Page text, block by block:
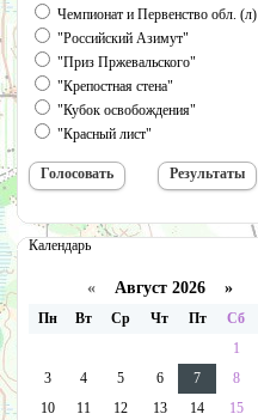
Чемпионат и Первенство обл. (л)
"Российский Азимут"
"Приз Пржевальского"
"Крепостная стена"
"Кубок освобождения"
"Красный лист"
Календарь
« Август 2026 »
Пн Вт Ср Чт Пт Сб
1
3
4 5 6 7 8
10
11 12 13 14 15